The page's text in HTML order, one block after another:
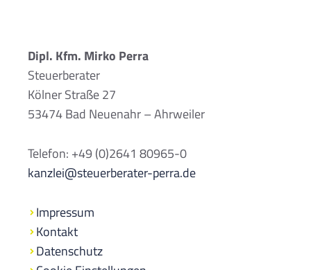
Dipl. Kfm. Mirko Perra
Steuerberater
Kölner Straße 27
53474 Bad Neuenahr – Ahrweiler
Telefon: +49 (0)2641 80965-0
kanzlei@steuerberater-perra.de
Impressum
Kontakt
Datenschutz